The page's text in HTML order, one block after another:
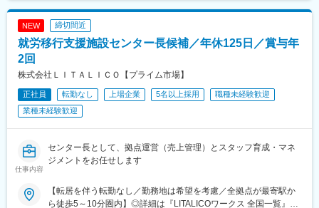
NEW 締切間近
就労移行支援施設センター長候補／年休125日／賞与年
2回
株式会社ＬＩＴＡＬＩＣＯ【プライム市場】
正社員 転勤なし 上場企業 5名以上採用
職種未経験歓迎
業種未経験歓迎
仕事内容
センター長として、拠点運営（売上管理）とスタッフ育成・マネ
ジメントをお任せします
【転居を伴う転勤なし／勤務地は希望を考慮／全拠点が最寄駅か
ら徒歩5～10分圏内】◎詳細は『LITALICOワークス 全国一覧』の